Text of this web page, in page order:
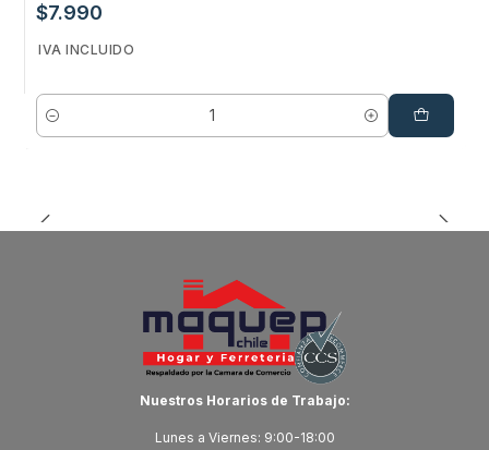
$7.990
IVA INCLUIDO
Cantidad
Nuestros Horarios de Trabajo:
Lunes a Viernes: 9:00-18:00